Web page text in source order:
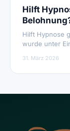
Hilft
Hilft Hypnose
wurde unter
31. März 2026